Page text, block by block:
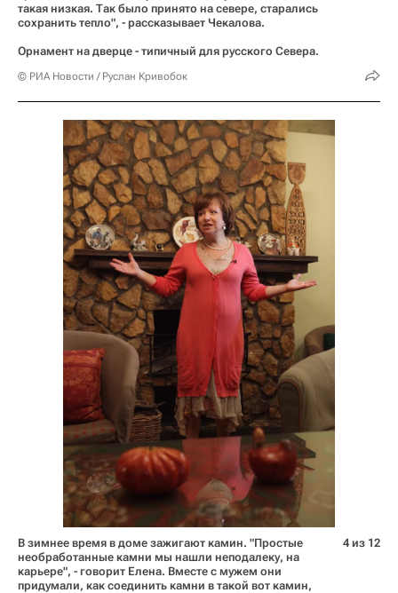
такая низкая. Так было принято на севере, старались
сохранить тепло", - рассказывает Чекалова.
Орнамент на дверце - типичный для русского Севера.
© РИА Новости / Руслан Кривобок
В зимнее время в доме зажигают камин. "Простые
необработанные камни мы нашли неподалеку, на
карьере", - говорит Елена. Вместе с мужем они
придумали, как соединить камни в такой вот камин,
4 из 12